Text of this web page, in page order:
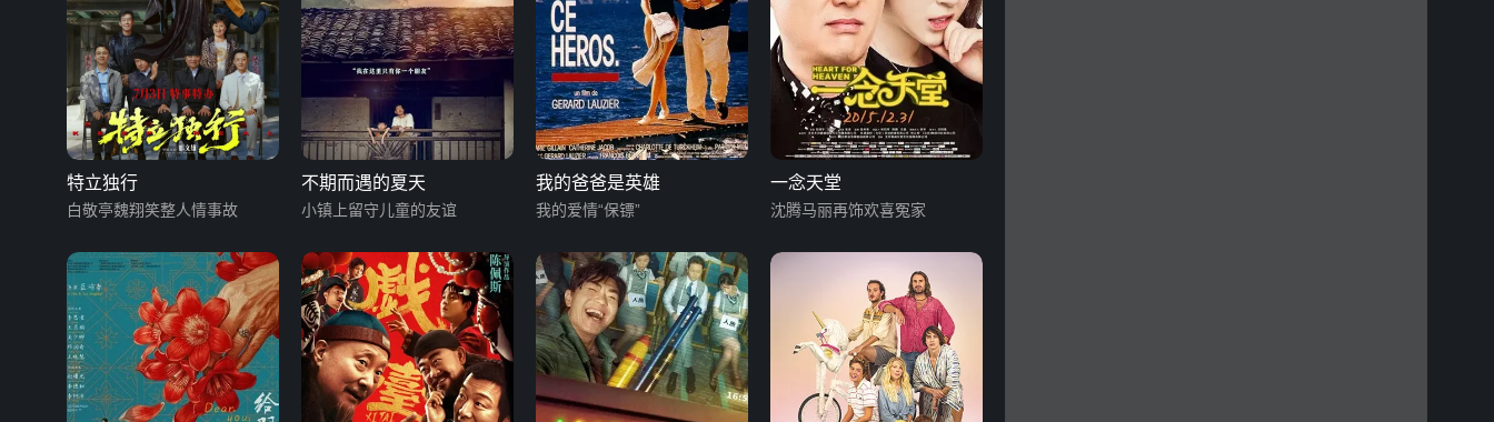
特立独行
白敬亭魏翔笑整人情事故
不期而遇的夏天
小镇上留守儿童的友谊
我的爸爸是英雄
我的爱情“保镖”
一念天堂
沈腾马丽再饰欢喜冤家